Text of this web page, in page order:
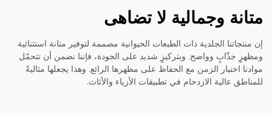
متانة وجمالية لا تضاهى
إن منتجاتنا الجلدية ذات الطبعات الحيوانية مصممة لتوفير متانة استثنائية
ومظهرٍ جذّابٍ وواضح. وبتركيزٍ شديد على الجودة، فإننا نضمن أن تتحمّل
موادنا اختبار الزمن مع الحفاظ على مظهرها الرائع. وهذا يجعلها مثاليةً
للمناطق عالية الازدحام في تطبيقات الأزياء والأثاث.